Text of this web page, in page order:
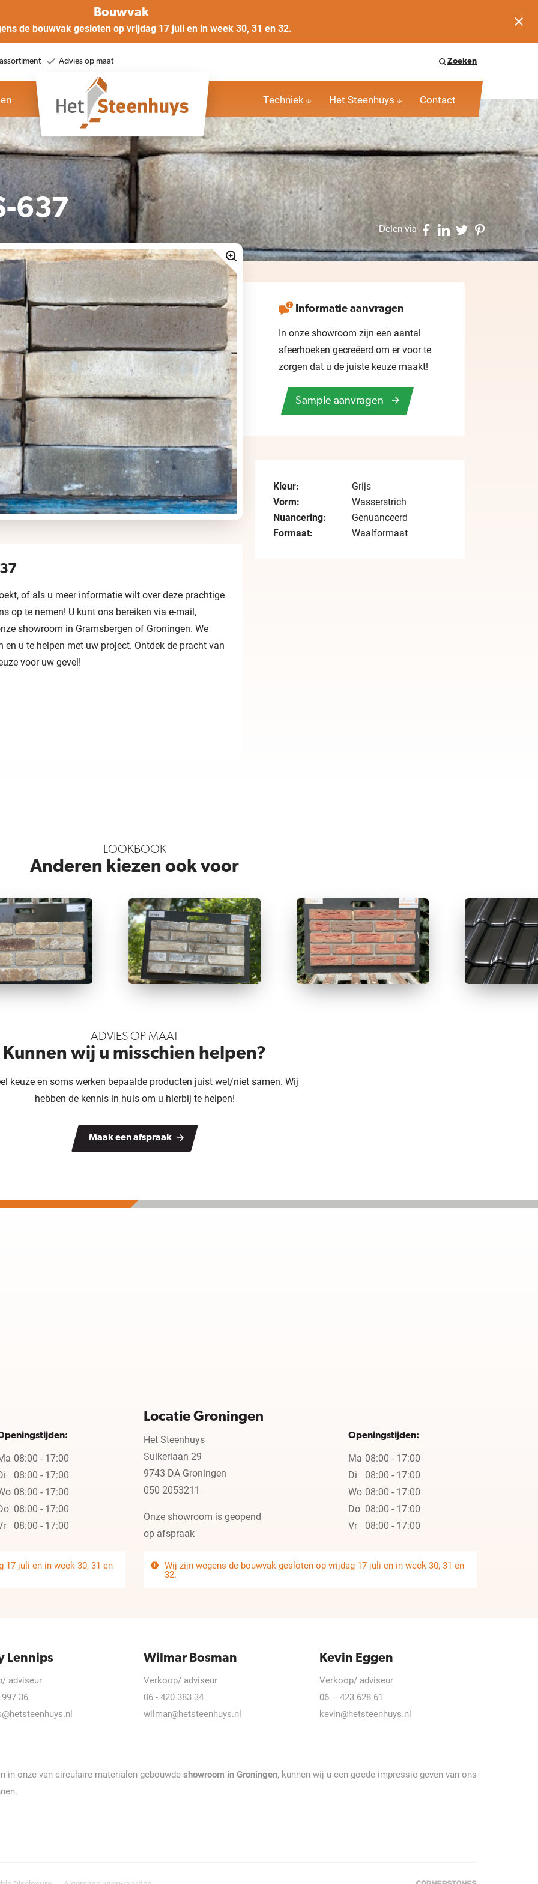
Bouwvak
de bouwvak gesloten op vrijdag 17 juli en in week 30, 31 en 32.
Advies op maat Zoeken
Techniek Het Steenhuys Contact
637
Delen via
of als u meer informatie wilt over deze prachtige
op te nemen! U kunt ons bereiken via e-mail,
showroom in Gramsbergen of Groningen. We
u te helpen met uw project. Ontdek de pracht van
voor uw gevel!
Informatie aanvragen
In onze showroom zijn een aantal
sfeerhoeken gecreëerd om er voor te
zorgen dat u de juiste keuze maakt!
Sample aanvragen
Kleur:
Grijs
Vorm:
Wasserstrich
Nuancering:
Genuanceerd
Formaat:
Waalformaat
LOOKBOOK
Anderen kiezen ook voor
ADVIES OP MAAT
Kunnen wij u misschien helpen?
keuze en soms werken bepaalde producten juist wel/niet samen. Wij
hebben de kennis in huis om u hierbij te helpen!
Maak een afspraak
08:00 - 17:00
08:00 - 17:00
08:00 - 17:00
08:00 - 17:00
08:00 - 17:00
Locatie Groningen
Het Steenhuys
Suikerlaan 29
9743 DA Groningen
050 2053211
Onze showroom is geopend
op afspraak
Openingstijden:
Ma 08:00 - 17:00
Di
08:00 - 17:00
Wo 08:00 - 17:00
Do 08:00 - 17:00
Vr
08:00 - 17:00
17 juli en in week 30, 31 en Wij zijn wegens de bouwvak gesloten op vrijdag 17 juli en in week 30, 31 en
32.
Lennips
adviseur
36
Wilmar Bosman
Verkoop/ adviseur
06 - 420 383 34
wilmar@hetsteenhuys.nl
Kevin Eggen
Verkoop/ adviseur
06 – 423 628 61
kevin@hetsteenhuys.nl
in onze van circulaire materialen gebouwde showroom in Groningen, kunnen wij u een goede impressie geven van ons